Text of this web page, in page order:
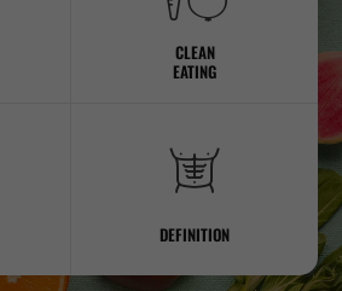
CLEAN
EATING
DEFINITION